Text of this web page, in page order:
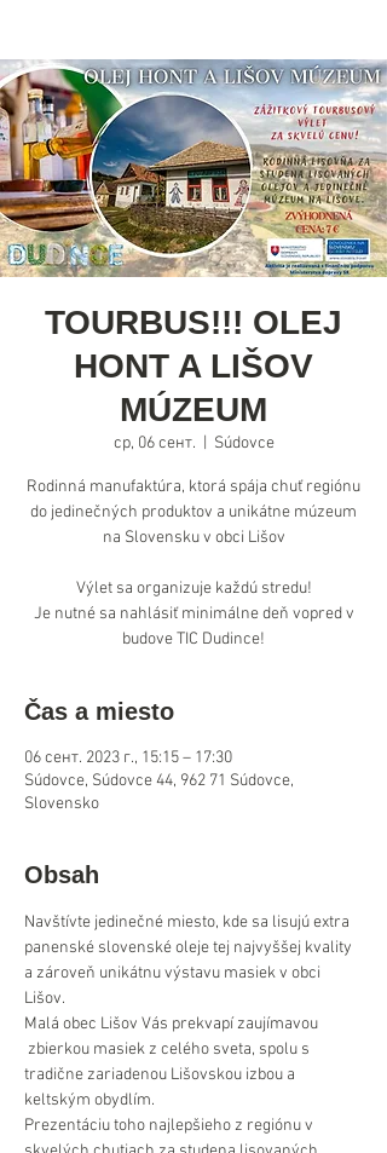
TOURBUS!!! OLEJ
HONT A LIŠOV
MÚZEUM
ср, 06 сент. Súdovce
Rodinná manufaktúra, ktorá spája chuť regiónu
do jedinečných produktov a unikátne múzeum
na Slovensku v obci Lišov
Výlet sa organizuje každú stredu!
Je nutné sa nahlásiť minimálne deň vopred v
budove TIC Dudince!
Čas a miesto
06 сент. 2023 г., 15:15 – 17:30
Súdovce, Súdovce 44, 962 71 Súdovce,
Slovensko
Obsah
Navštívte jedinečné miesto, kde sa lisujú extra
panenské slovenské oleje tej najvyššej kvality
a zároveň unikátnu výstavu masiek v obci
Lišov.
Malá obec Lišov Vás prekvapí zaujímavou
zbierkou masiek z celého sveta, spolu s
tradične zariadenou Lišovskou izbou a
keltským obydlím.
Prezentáciu toho najlepšieho z regiónu v